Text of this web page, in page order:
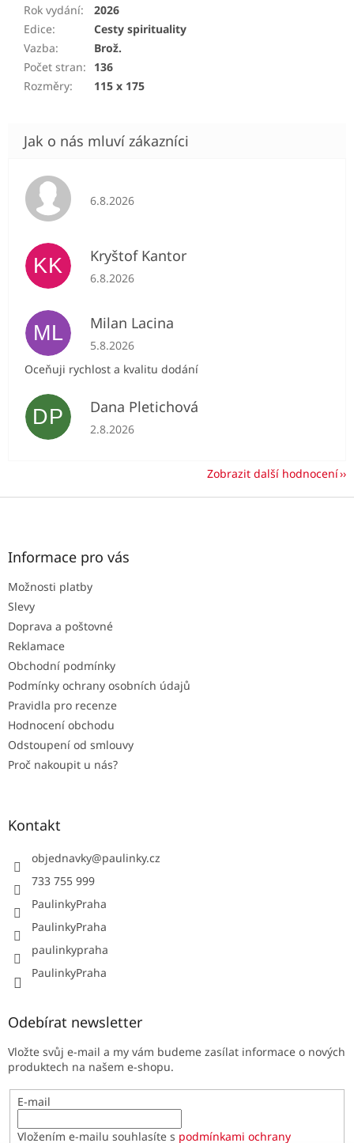
Rok vydání:
2026
Edice:
Cesty spirituality
Vazba:
Brož.
Počet stran:
136
Rozměry: 115 x 175
Hodnocení obchodu je 5 z 5 hvězdiček.
6.8.2026
KK Kryštof Kantor
Hodnocení obchodu je 5 z 5 hvězdiček.
6.8.2026
ML Milan Lacina
Hodnocení obchodu je 5 z 5 hvězdiček.
5.8.2026
Oceňuji rychlost a kvalitu dodání
DP Dana Pletichová
Hodnocení obchodu je 5 z 5 hvězdiček.
2.8.2026
Zobrazit další hodnocení
Z
Informace pro vás
Možnosti platby
Slevy
Doprava a poštovné
Reklamace
Obchodní podmínky
Podmínky ochrany osobních údajů
Pravidla pro recenze
Hodnocení obchodu
Odstoupení od smlouvy
Proč nakoupit u nás?
Kontakt
objednavky@paulinky.cz
733 755 999
PaulinkyPraha
PaulinkyPraha
paulinkypraha
PaulinkyPraha
Odebírat newsletter
Vložte svůj e-mail a my vám budeme zasílat informace o nových
produktech na našem e-shopu.
E-mail
Vložením e-mailu souhlasíte s podmínkami ochrany